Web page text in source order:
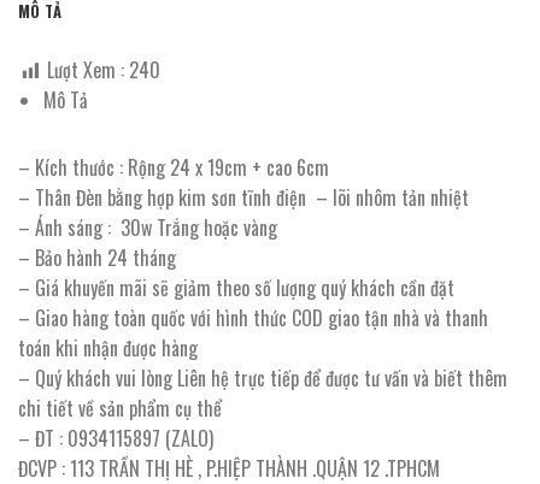
MÔ TẢ
Lượt Xem : 240
Mô Tả
– Kích thước : Rộng 24 x 19cm + cao 6cm
– Thân Đèn bằng hợp kim sơn tĩnh điện – lõi nhôm tản nhiệt
– Ánh sáng : 30w Trắng hoặc vàng
– Bảo hành 24 tháng
– Giá khuyến mãi sẽ giảm theo số lượng quý khách cần đặt
– Giao hàng toàn quốc với hình thức COD giao tận nhà và thanh
toán khi nhận được hàng
– Quý khách vui lòng Liên hệ trực tiếp để được tư vấn và biết thêm
chi tiết về sản phẩm cụ thể
– ĐT : 0934115897 (ZALO)
ĐCVP : 113 TRẦN THỊ HÈ , P.HIỆP THÀNH .QUẬN 12 .TPHCM